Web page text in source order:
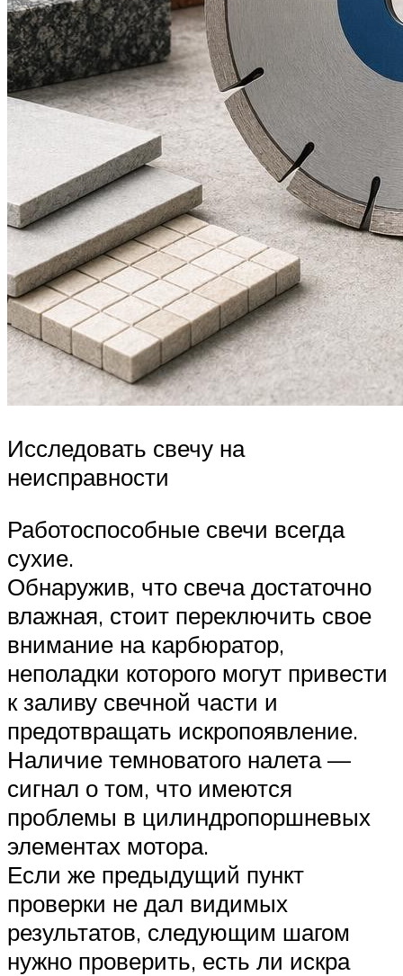
Исследовать свечу на
неисправности
Работоспособные свечи всегда
сухие.
Обнаружив, что свеча достаточно
влажная, стоит переключить свое
внимание на карбюратор,
неполадки которого могут привести
к заливу свечной части и
предотвращать искропоявление.
Наличие темноватого налета —
сигнал о том, что имеются
проблемы в цилиндропоршневых
элементах мотора.
Если же предыдущий пункт
проверки не дал видимых
результатов, следующим шагом
нужно проверить, есть ли искра